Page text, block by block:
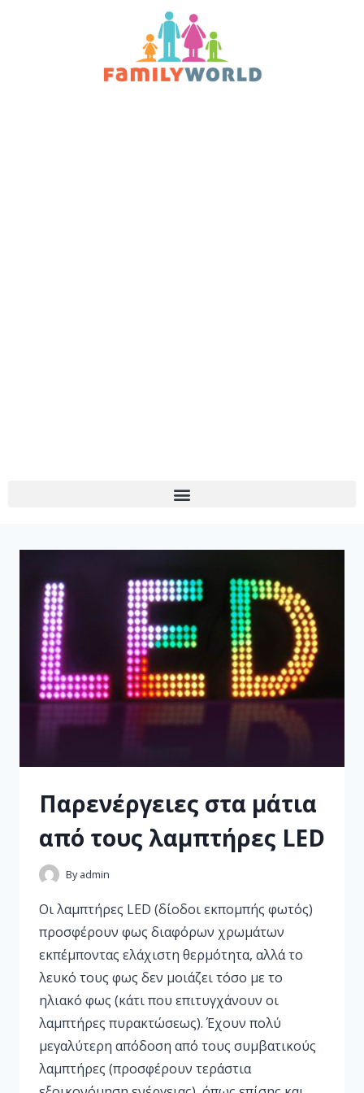
Παρενέργειες στα μάτια
από τους λαμπτήρες LED
By admin
Οι λαμπτήρες LED (δίοδοι εκπομπής φωτός)
προσφέρουν φως διαφόρων χρωμάτων
εκπέμποντας ελάχιστη θερμότητα, αλλά το
λευκό τους φως δεν μοιάζει τόσο με το
ηλιακό φως (κάτι που επιτυγχάνουν οι
λαμπτήρες πυρακτώσεως). Έχουν πολύ
μεγαλύτερη απόδοση από τους συμβατικούς
λαμπτήρες (προσφέρουν τεράστια